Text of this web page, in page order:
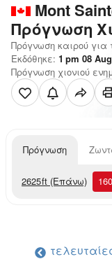
Mont
Πρόγνωση
Πρόγνωση καιρού για
Εκδόθηκε: 1 pm 08
Πρόγνωση χιονιού
Πρόγνωση
2625ft (Επάνω)